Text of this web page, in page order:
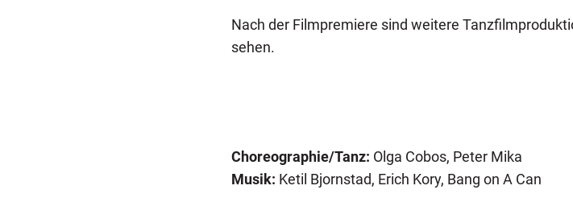
Nach der Filmpremiere sind weitere
sehen.
Choreographie/Tanz: Olga Cobos, Peter Mika
Musik: Ketil Bjornstad, Erich Kory, Bang on A Can